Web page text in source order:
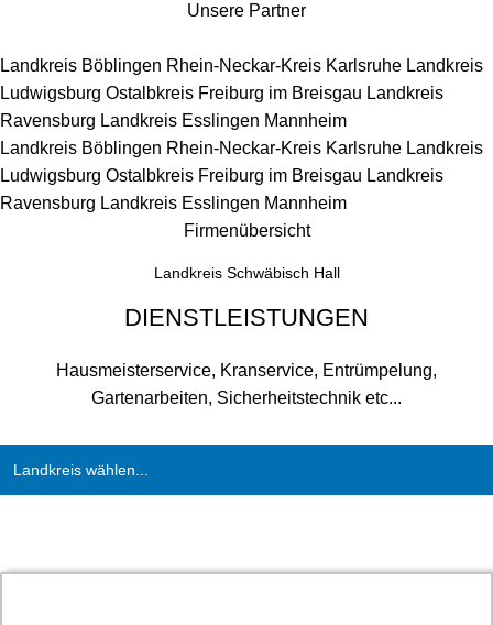
Unsere Partner
Landkreis Böblingen Rhein-Neckar-Kreis Karlsruhe Landkreis
Ludwigsburg Ostalbkreis Freiburg im Breisgau Landkreis
Ravensburg Landkreis Esslingen Mannheim
Landkreis Böblingen Rhein-Neckar-Kreis Karlsruhe Landkreis
Ludwigsburg Ostalbkreis Freiburg im Breisgau Landkreis
Ravensburg Landkreis Esslingen Mannheim
Firmenübersicht
Landkreis Schwäbisch Hall
DIENSTLEISTUNGEN
Hausmeisterservice, Kranservice, Entrümpelung,
Gartenarbeiten, Sicherheitstechnik etc...
Landkreis wählen...